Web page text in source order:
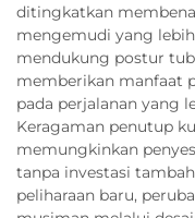
ditingkatkan
mengemudi yang
mendukung postur
memberikan manfaat
pada perjalanan yang
Keragaman penutup
memungkinkan
tanpa investasi
peliharaan baru,